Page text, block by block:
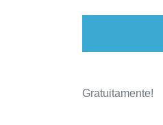
Gratuitamente!